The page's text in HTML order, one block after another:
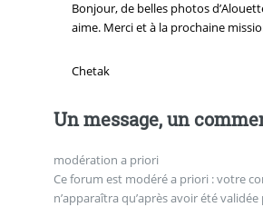
Bonjour, de belles photos
aime. Merci et à la prochaine
Chetak
Un message, un
modération a priori
Ce forum est modéré a priori : votre
n’apparaîtra qu’après avoir été validée